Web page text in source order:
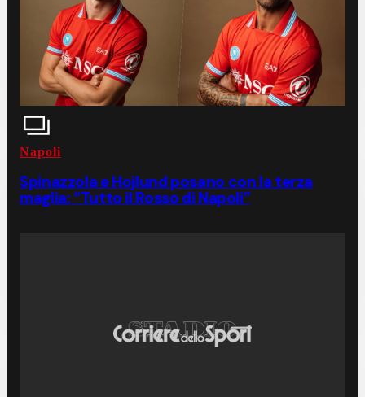
Napoli
Spinazzola e Hojlund posano con la terza
maglia: “Tutto il Rosso di Napoli”